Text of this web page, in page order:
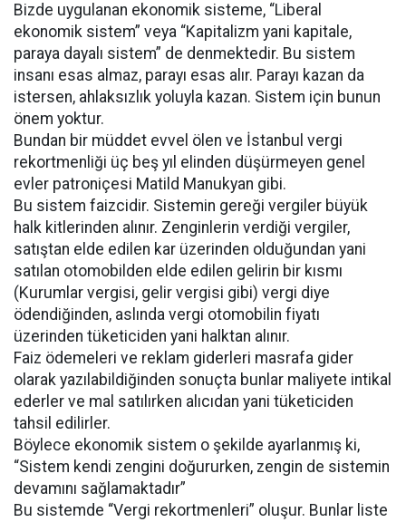
Bizde uygulanan ekonomik sisteme, “Liberal
ekonomik sistem” veya “Kapitalizm yani kapitale,
paraya dayalı sistem” de denmektedir. Bu sistem
insanı esas almaz, parayı esas alır. Parayı kazan da
istersen, ahlaksızlık yoluyla kazan. Sistem için bunun
önem yoktur.
Bundan bir müddet evvel ölen ve İstanbul vergi
rekortmenliği üç beş yıl elinden düşürmeyen genel
evler patroniçesi Matild Manukyan gibi.
Bu sistem faizcidir. Sistemin gereği vergiler büyük
halk kitlerinden alınır. Zenginlerin verdiği vergiler,
satıştan elde edilen kar üzerinden olduğundan yani
satılan otomobilden elde edilen gelirin bir kısmı
(Kurumlar vergisi, gelir vergisi gibi) vergi diye
ödendiğinden, aslında vergi otomobilin fiyatı
üzerinden tüketiciden yani halktan alınır.
Faiz ödemeleri ve reklam giderleri masrafa gider
olarak yazılabildiğinden sonuçta bunlar maliyete intikal
ederler ve mal satılırken alıcıdan yani tüketiciden
tahsil edilirler.
Böylece ekonomik sistem o şekilde ayarlanmış ki,
“Sistem kendi zengini doğururken, zengin de sistemin
devamını sağlamaktadır”
Bu sistemde “Vergi rekortmenleri” oluşur. Bunlar liste